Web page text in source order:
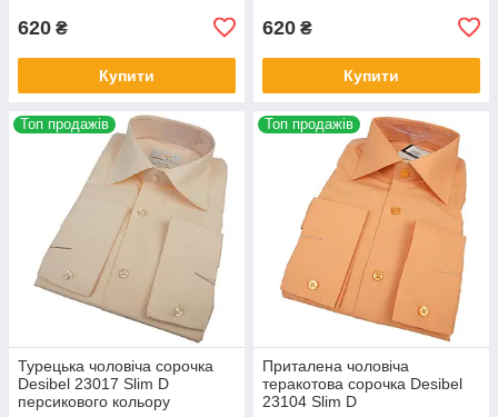
620 ₴
Купити
620 ₴
Купити
Топ продажів
Турецька чоловіча сорочка
Desibel 23017 Slim D
персикового кольору
Топ продажів
Приталена чоловіча
теракотова сорочка Desibel
23104 Slim D